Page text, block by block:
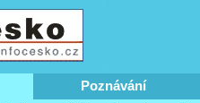
Poznávání